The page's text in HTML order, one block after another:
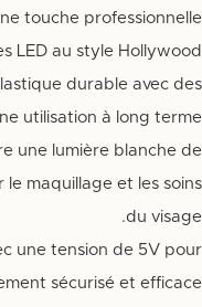
touche professionnelle
LED au style Hollywood.
durable avec des
utilisation à long terme.
une lumière blanche de
maquillage et les soins
du visage.
une tension de 5V pour
sécurisé et efficace.